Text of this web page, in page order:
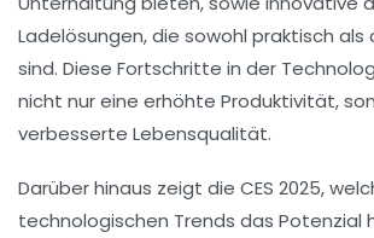
Ladelösungen, die sowohl praktisch
sind. Diese Fortschritte in der
nicht nur eine erhöhte Produktivität,
verbesserte Lebensqualität.
Darüber hinaus zeigt die CES 2025,
technologischen Trends das Potenzial